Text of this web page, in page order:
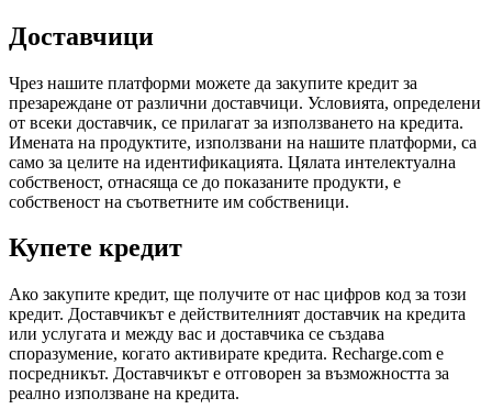
Доставчици
Чрез нашите платформи можете да закупите кредит за
презареждане от различни доставчици. Условията, определени
от всеки доставчик, се прилагат за използването на кредита.
Имената на продуктите, използвани на нашите платформи, са
само за целите на идентификацията. Цялата интелектуална
собственост, отнасяща се до показаните продукти, е
собственост на съответните им собственици.
Купете кредит
Ако закупите кредит, ще получите от нас цифров код за този
кредит. Доставчикът е действителният доставчик на кредита
или услугата и между вас и доставчика се създава
споразумение, когато активирате кредита. Recharge.com е
посредникът. Доставчикът е отговорен за възможността за
реално използване на кредита.